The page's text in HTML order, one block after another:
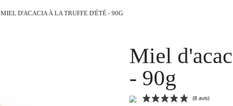
MIEL D'ACACIA À LA TRUFFE D'ÉTÉ - 90G
Miel
- 90g